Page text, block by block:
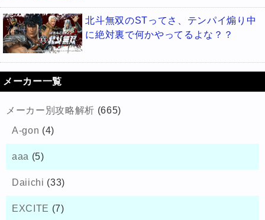
北斗無双のSTってさ、テンパイ煽り中
に絶対裏で何かやってるよな？？
メーカー一覧
メーカー別攻略解析 (665)
A-gon (4)
aaa (5)
Daiichi (33)
EXCITE (7)